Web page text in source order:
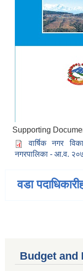
Supporting
वार्षिक नगर
नगरपालिका - आ.व.
वडा
Budget and